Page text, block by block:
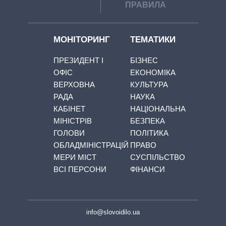
ПРАВИЛА
МОНІТОРИНГ
ПРЕЗИДЕНТ І
ОФІС
ВЕРХОВНА
РАДА
КАБІНЕТ
МІНІСТРІВ
ГОЛОВИ
ОБЛАДМІНІСТРАЦІЙ
МЕРИ МІСТ
ВСІ ПЕРСОНИ
ТЕМАТИКИ
БІЗНЕС
ЕКОНОМІКА
КУЛЬТУРА
НАУКА
НАЦІОНАЛЬНА
БЕЗПЕКА
ПОЛІТИКА
ПРАВО
СУСПІЛЬСТВО
ФІНАНСИ
info@slovoidilo.ua